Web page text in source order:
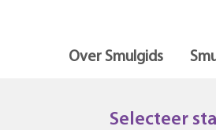
Over Smulgids
Selecteer